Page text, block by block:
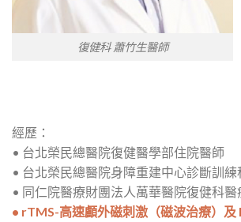
復健科 蕭竹生醫師
經歷：
• 台北榮民總醫院復健醫學部住院醫師
• 台北榮民總醫院身障重建中心診斷訓練
• 同仁院醫療財團法人萬華醫院復健科醫
• rTMS-高速顱外磁刺激（磁波治療）及